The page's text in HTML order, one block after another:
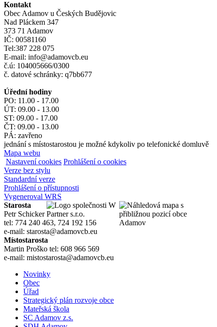
Kontakt
Obec Adamov u Českých Budějovic
Nad Pláckem 347
373 71 Adamov
IČ: 00581160
Tel:387 228 075
E-mail: info@adamovcb.eu
č.ú: 104005666/0300
č. datové schránky: q7bb677
Úřední hodiny
PO: 11.00 - 17.00
ÚT: 09.00 - 13.00
ST: 09.00 - 17.00
ČT: 09.00 - 13.00
PÁ: zavřeno
jednání s místostarostou je možné kdykoliv po telefonické domluvě
Mapa webu
Nastavení cookies Prohlášení o cookies
Verze bez stylu
Standardní verze
Prohlášení o přístupnosti
Vygeneroval WRS
Starosta
Petr Schicker
tel: 774 240 463, 724 192 156
e-mail: starosta@adamovcb.eu
Místostarosta
Martin Proško tel: 608 966 569
e-mail: mistostarosta@adamovcb.eu
Novinky
Obec
Úřad
Strategický plán rozvoje obce
Mateřská škola
SC Adamov z.s.